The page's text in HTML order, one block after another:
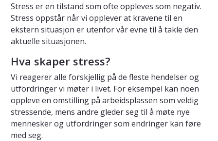
Stress er en tilstand som ofte oppleves som negativ.
Stress oppstår når vi opplever at kravene til en
ekstern situasjon er utenfor vår evne til å takle den
aktuelle situasjonen.
Hva skaper stress?
Vi reagerer alle forskjellig på de fleste hendelser og
utfordringer vi møter i livet. For eksempel kan noen
oppleve en omstilling på arbeidsplassen som veldig
stressende, mens andre gleder seg til å møte nye
mennesker og utfordringer som endringer kan føre
med seg.